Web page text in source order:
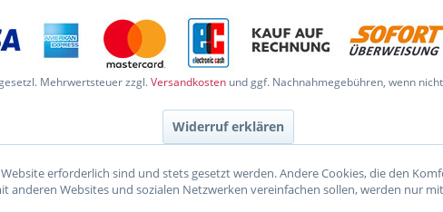
Mehrwertsteuer zzgl.Versandkostenund ggf. Nachnahmegebühren, wenn
Widerruf erklären
erforderlich sind und stets gesetzt werden. Andere Cookies, die den
Websites und sozialen Netzwerken vereinfachen sollen, werden nur